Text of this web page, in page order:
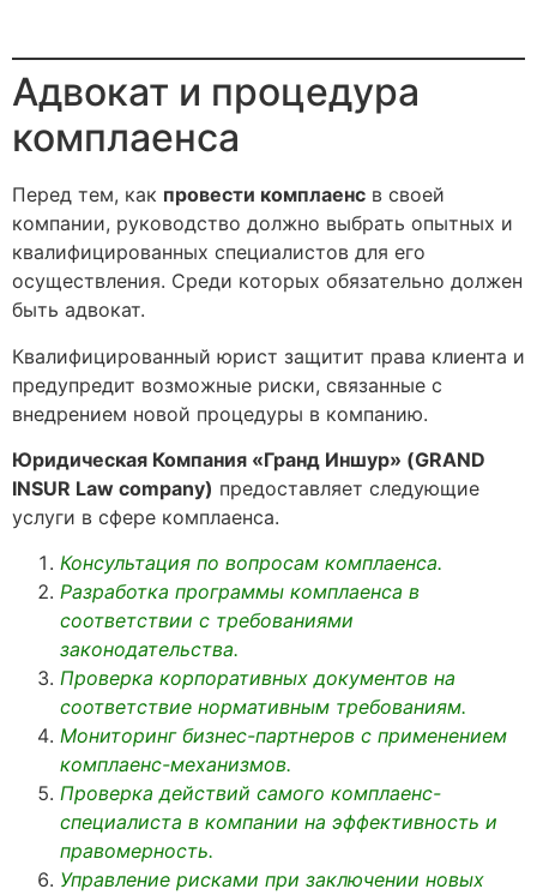
Адвокат и процедура
комплаенса
Перед тем, как провести комплаенс в своей
компании, руководство должно выбрать опытных и
квалифицированных специалистов для его
осуществления. Среди которых обязательно должен
быть адвокат.
Квалифицированный юрист защитит права клиента и
предупредит возможные риски, связанные с
внедрением новой процедуры в компанию.
Юридическая Компания «Гранд Иншур» (GRAND
INSUR Law company) предоставляет следующие
услуги в сфере комплаенса.
Консультация по вопросам комплаенса.
Разработка программы комплаенса в
соответствии с требованиями
законодательства.
Проверка корпоративных документов на
соответствие нормативным требованиям.
Мониторинг бизнес-партнеров с применением
комплаенс-механизмов.
Проверка действий самого комплаенс-
специалиста в компании на эффективность и
правомерность.
Управление рисками при заключении новых